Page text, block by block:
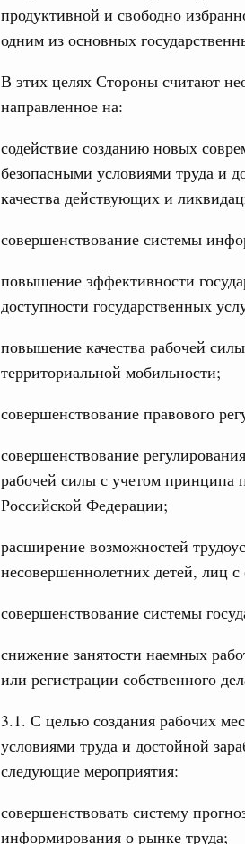
продуктивной и свободно
одним из основных
В этих целях Стороны считают
направленное на:
содействие созданию новых
безопасными условиями труда и
качества действующих и
совершенствование системы
повышение эффективности
доступности государственных
повышение качества рабочей
территориальной мобильности;
совершенствование правового
совершенствование
рабочей силы с учетом принципа
Российской Федерации;
расширение возможностей
несовершеннолетних детей, лиц
совершенствование системы
снижение занятости наемных
или регистрации собственного
3.1. С целью создания рабочих
условиями труда и достойной
следующие мероприятия:
совершенствовать систему
информирования о рынке труда;